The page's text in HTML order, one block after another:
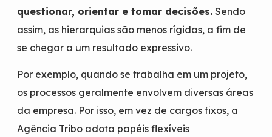
questionar, orientar e tomar decisões.Sendo
assim, as hierarquias são menos rígidas, a fim de
se chegar a um resultado expressivo.
Por exemplo, quando se trabalha em um projeto,
os processos geralmente envolvem diversas áreas
da empresa. Por isso, em vez de cargos fixos, a
Agência Tribo adota papéis flexíveis